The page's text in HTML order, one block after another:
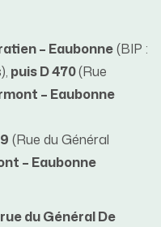
– Eaubonne(BIP :
puis D 470(Rue
– Eaubonne
(Rue du Général
– Eaubonne
rue du Général De